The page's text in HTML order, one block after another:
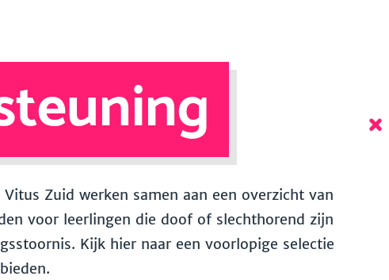
Zuid werken samen aan een overzicht van
voor leerlingen die doof of slechthorend zijn
Kijk hier naar een voorlopige selectie